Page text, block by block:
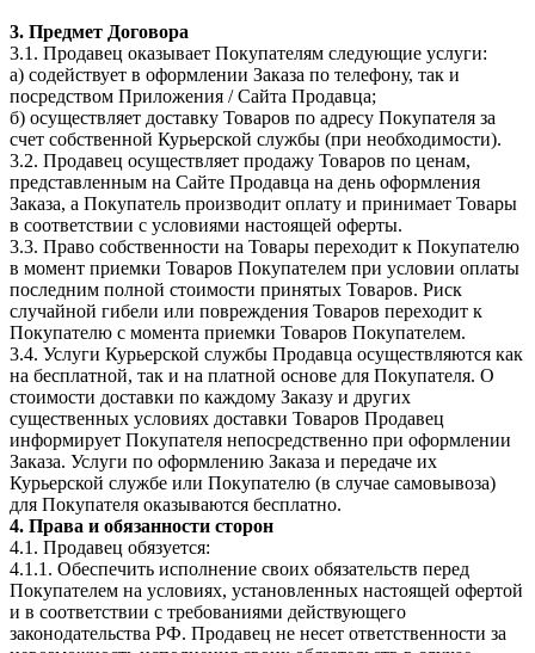
3. Предмет Договора
3.1. Продавец оказывает Покупателям следующие услуги:
а) содействует в оформлении Заказа по телефону, так и
посредством Приложения / Сайта Продавца;
б) осуществляет доставку Товаров по адресу Покупателя за
счет собственной Курьерской службы (при необходимости).
3.2. Продавец осуществляет продажу Товаров по ценам,
представленным на Сайте Продавца на день оформления
Заказа, а Покупатель производит оплату и принимает Товары
в соответствии с условиями настоящей оферты.
3.3. Право собственности на Товары переходит к Покупателю
в момент приемки Товаров Покупателем при условии оплаты
последним полной стоимости принятых Товаров. Риск
случайной гибели или повреждения Товаров переходит к
Покупателю с момента приемки Товаров Покупателем.
3.4. Услуги Курьерской службы Продавца осуществляются как
на бесплатной, так и на платной основе для Покупателя. О
стоимости доставки по каждому Заказу и других
существенных условиях доставки Товаров Продавец
информирует Покупателя непосредственно при оформлении
Заказа. Услуги по оформлению Заказа и передаче их
Курьерской службе или Покупателю (в случае самовывоза)
для Покупателя оказываются бесплатно.
4. Права и обязанности сторон
4.1. Продавец обязуется:
4.1.1. Обеспечить исполнение своих обязательств перед
Покупателем на условиях, установленных настоящей офертой
и в соответствии с требованиями действующего
законодательства РФ. Продавец не несет ответственности за